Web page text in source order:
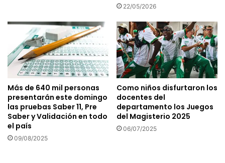
22/05/2026
Más de 640 mil personas
presentarán este domingo
las pruebas Saber 11, Pre
Saber y Validación en todo
el país
09/08/2025
Como niños disfurtaron los
docentes del
departamento los Juegos
del Magisterio 2025
06/07/2025